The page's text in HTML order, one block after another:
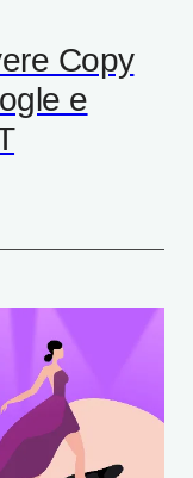
Copy
e